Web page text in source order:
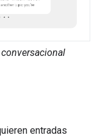
entradas